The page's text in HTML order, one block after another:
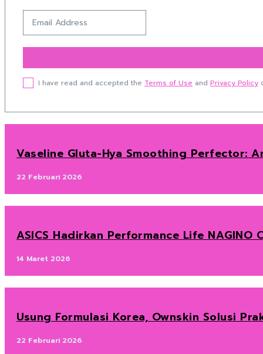
I have read and accepted the Terms of Use and Privacy Policy
Vaseline Gluta-Hya Smoothing Perfector:
22 Februari 2026
ASICS Hadirkan Performance Life
14 Maret 2026
Usung Formulasi Korea, Ownskin Solusi
22 Februari 2026